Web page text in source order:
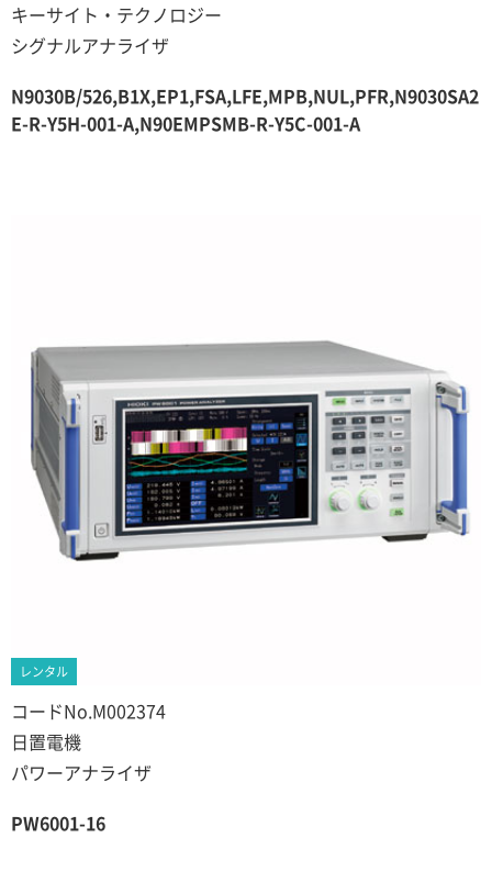
キーサイト・テクノロジー
シグナルアナライザ
N9030B/526,B1X,EP1,FSA,LFE,MPB,NUL,PFR,N9030SA2
E-R-Y5H-001-A,N90EMPSMB-R-Y5C-001-A
レンタル
コードNo.M002374
日置電機
パワーアナライザ
PW6001-16